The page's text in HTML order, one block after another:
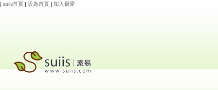
| suiis首頁 | 設為首頁 | 加入最愛